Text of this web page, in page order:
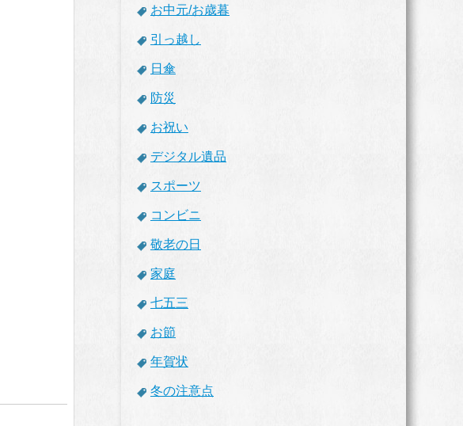
お中元/お歳暮
引っ越し
日傘
防災
お祝い
デジタル遺品
スポーツ
コンビニ
敬老の日
家庭
七五三
お節
年賀状
冬の注意点